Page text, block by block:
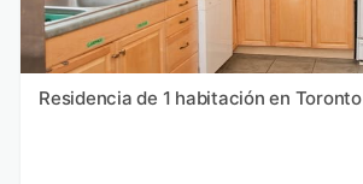
Residencia de 1 habitación en Toronto